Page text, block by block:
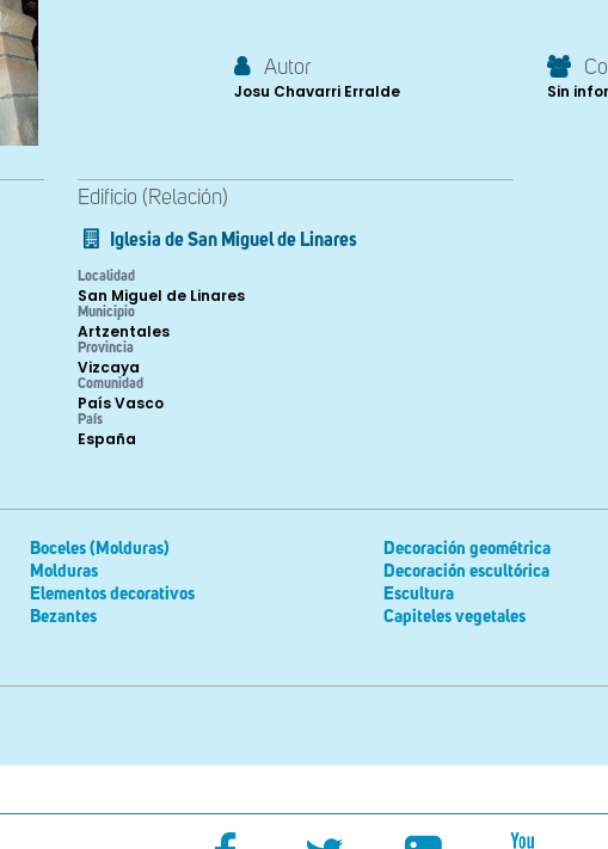
Autor
Josu Chavarri Erralde Sin
Edificio (Relación)
Iglesia de San Miguel de Linares
Localidad
San Miguel de Linares
Municipio
Artzentales
Provincia
Vizcaya
Comunidad
País Vasco
País
España
Boceles (Molduras)
Molduras
Elementos decorativos
Bezantes
Decoración geométrica
Decoración escultórica
Escultura
Capiteles vegetales